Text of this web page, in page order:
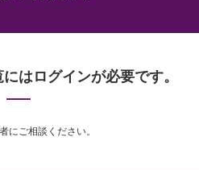
はログインが必要です。
にご相談ください。